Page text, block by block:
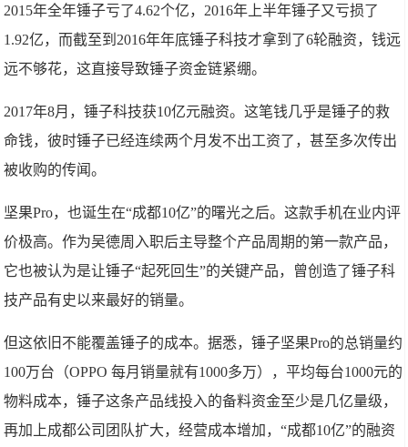
2015年全年锤子亏了4.62个亿，2016年上半年锤子又亏损了
1.92亿，而截至到2016年年底锤子科技才拿到了6轮融资，钱远
远不够花，这直接导致锤子资金链紧绷。
2017年8月，锤子科技获10亿元融资。这笔钱几乎是锤子的救
命钱，彼时锤子已经连续两个月发不出工资了，甚至多次传出
被收购的传闻。
坚果Pro，也诞生在“成都10亿”的曙光之后。这款手机在业内评
价极高。作为吴德周入职后主导整个产品周期的第一款产品，
它也被认为是让锤子“起死回生”的关键产品，曾创造了锤子科
技产品有史以来最好的销量。
但这依旧不能覆盖锤子的成本。据悉，锤子坚果Pro的总销量约
100万台（OPPO 每月销量就有1000多万），平均每台1000元的
物料成本，锤子这条产品线投入的备料资金至少是几亿量级，
再加上成都公司团队扩大，经营成本增加，“成都10亿”的融资